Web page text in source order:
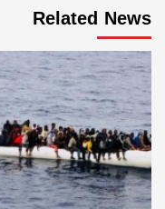
Related News